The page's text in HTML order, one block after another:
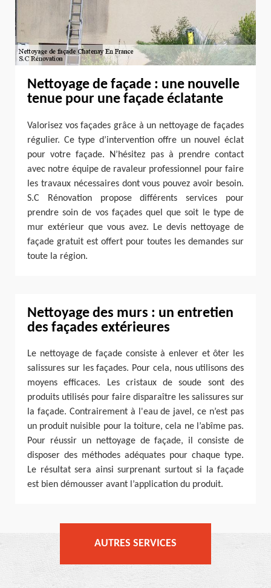
Nettoyage de façade : une nouvelle
tenue pour une façade éclatante
Valorisez vos façades grâce à un nettoyage de façades
régulier. Ce type d’intervention offre un nouvel éclat
pour votre façade. N’hésitez pas à prendre contact
avec notre équipe de ravaleur professionnel pour faire
les travaux nécessaires dont vous pouvez avoir besoin.
S.C Rénovation propose différents services pour
prendre soin de vos façades quel que soit le type de
mur extérieur que vous avez. Le devis nettoyage de
façade gratuit est offert pour toutes les demandes sur
toute la région.
Nettoyage des murs : un entretien
des façades extérieures
Le nettoyage de façade consiste à enlever et ôter les
salissures sur les façades. Pour cela, nous utilisons des
moyens efficaces. Les cristaux de soude sont des
produits utilisés pour faire disparaître les salissures sur
la façade. Contrairement à l'eau de javel, ce n’est pas
un produit nuisible pour la toiture, cela ne l’abîme pas.
Pour réussir un nettoyage de façade, il consiste de
disposer des méthodes adéquates pour chaque type.
Le résultat sera ainsi surprenant surtout si la façade
est bien démousser avant l’application du produit.
AUTRES SERVICES